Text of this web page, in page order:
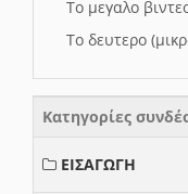
Το μεγαλο
Το δευτερο
Κατηγορίες
ΕΙΣΑΓΩΓΗ